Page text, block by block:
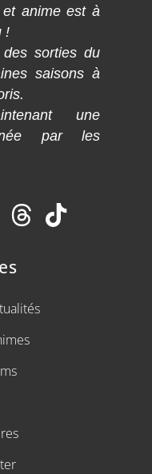
et anime est à
!
des sorties du
saisons à
une
par les